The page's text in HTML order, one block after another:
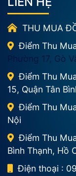
THU MUA
Điểm Thu
Phường 17, Gò
Điểm Thu
15, Quận Tân
Điểm Thu
Nội
Điểm Thu
Bình Thạnh, Hồ
Điện thoại :